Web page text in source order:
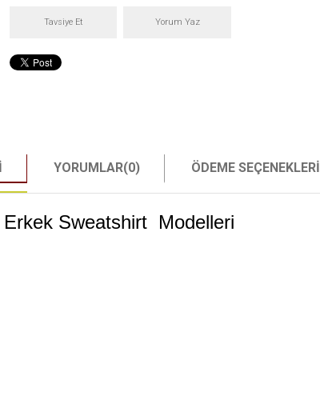
Tavsiye Et Yorum Yaz
YORUMLAR(0) ÖDEME SEÇENEKLERI
Erkek Sweatshirt Modelleri